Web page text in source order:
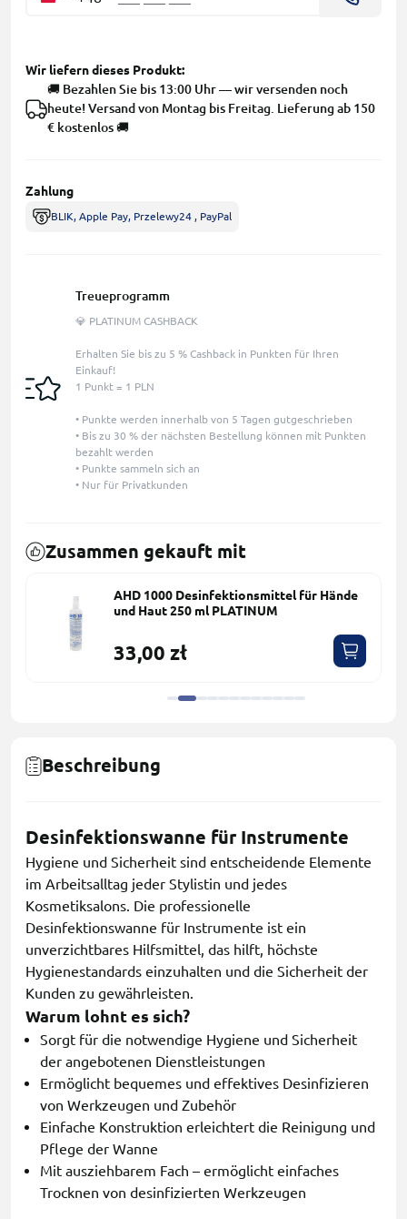
Wir liefern dieses Produkt:
🚚 Bezahlen Sie bis 13:00 Uhr — wir versenden noch
heute! Versand von Montag bis Freitag. Lieferung ab 150
€ kostenlos 🚚
Zahlung
BLIK, Apple Pay, Przelewy24 , PayPal
Treueprogramm
💎 PLATINUM CASHBACK
Erhalten Sie bis zu 5 % Cashback in Punkten für Ihren
Einkauf!
1 Punkt = 1 PLN
• Punkte werden innerhalb von 5 Tagen gutgeschrieben
• Bis zu 30 % der nächsten Bestellung können mit Punkten
bezahlt werden
• Punkte sammeln sich an
• Nur für Privatkunden
Zusammen gekauft mit
AHD 1000 Desinfektionsmittel für Hände
und Haut 250 ml PLATINUM
33,00 zł
Beschreibung
Desinfektionswanne für Instrumente
Hygiene und Sicherheit sind entscheidende Elemente
im Arbeitsalltag jeder Stylistin und jedes
Kosmetiksalons. Die professionelle
Desinfektionswanne für Instrumente ist ein
unverzichtbares Hilfsmittel, das hilft, höchste
Hygienestandards einzuhalten und die Sicherheit der
Kunden zu gewährleisten.
Warum lohnt es sich?
Sorgt für die notwendige Hygiene und Sicherheit
der angebotenen Dienstleistungen
Ermöglicht bequemes und effektives Desinfizieren
von Werkzeugen und Zubehör
Einfache Konstruktion erleichtert die Reinigung und
Pflege der Wanne
Mit ausziehbarem Fach – ermöglicht einfaches
Trocknen von desinfizierten Werkzeugen